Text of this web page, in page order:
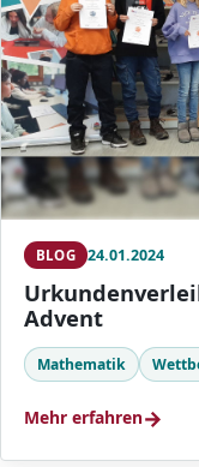
BLOG 24.01.2024
Advent
Mathematik
Mehr erfahren→